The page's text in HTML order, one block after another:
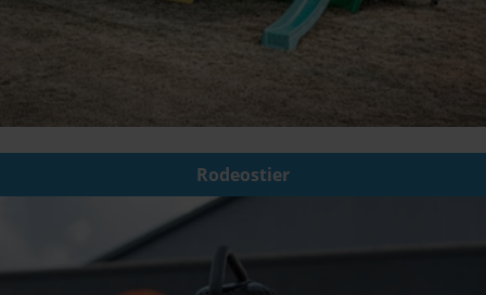
Rodeostier